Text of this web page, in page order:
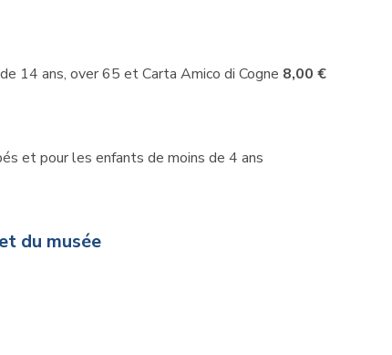
14 ans, over 65 et Carta Amico di Cogne 8,00 €
et pour les enfants de moins de 4 ans
du musée